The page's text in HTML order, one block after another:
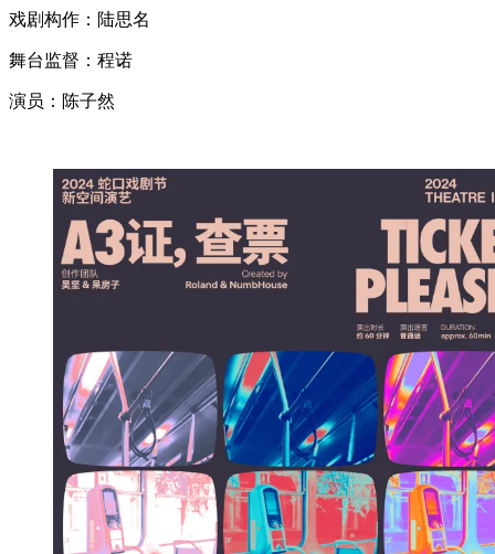
戏剧构作：陆思名
舞台监督：程诺
演员：陈子然